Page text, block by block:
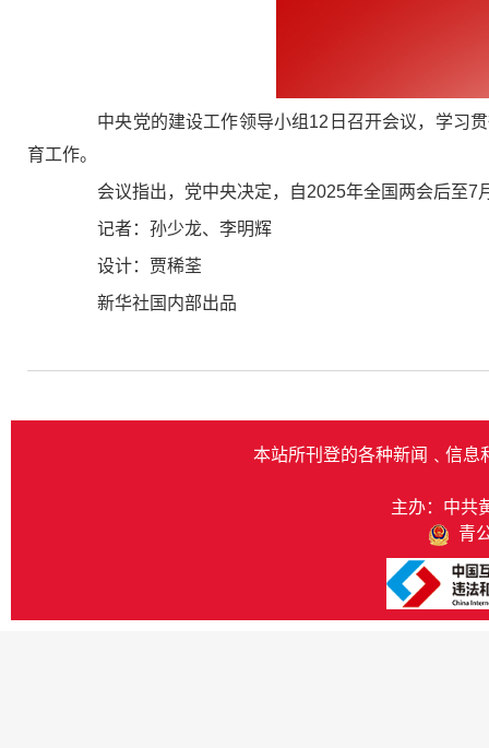
中央党的建设工作领导小组12日召开会议，学习贯
育工作。
会议指出，党中央决定，自2025年全国两会后至7
记者：孙少龙、李明辉
设计：贾稀荃
新华社国内部出品
本站所刊登的各种新闻﹑信息
主办：中共
青